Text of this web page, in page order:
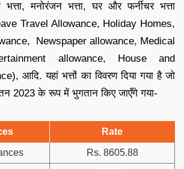
भत्ता, मनोरंजन भत्ता, घर और फर्नीचर भत्ता
Travel Allowance, Holiday Homes,
Newspaper allowance, Medical
allowance, House and
आदि. यहां भत्तों का विवरण दिया गया है जो
2023 के रूप में भुगतान किए जाएँगे गया-
Rate
Rs. 8605.88